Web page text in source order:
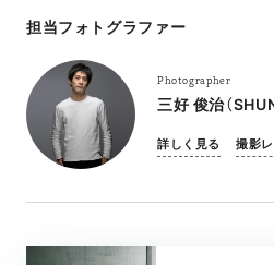
担当フォトグラファー
Photographer
三好 俊治（SHUN
詳しく見る 撮影